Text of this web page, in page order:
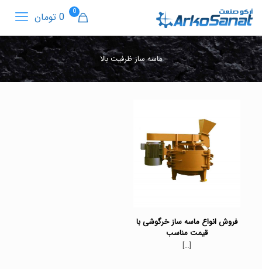
0 0 تومان
ماسه ساز ظرفیت بالا
فروش انواع ماسه ساز خرگوشی با
قیمت مناسب
[…]